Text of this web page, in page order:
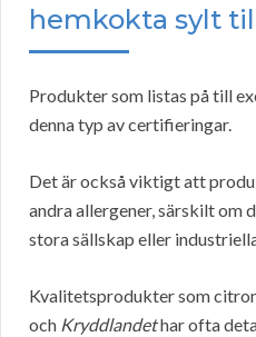
hemkokta sylt
Produkter som listas på till
denna typ av certifieringar.
Det är också viktigt att
andra allergener, särskilt om
stora sällskap eller
Kvalitetsprodukter som
och Kryddlandethar ofta